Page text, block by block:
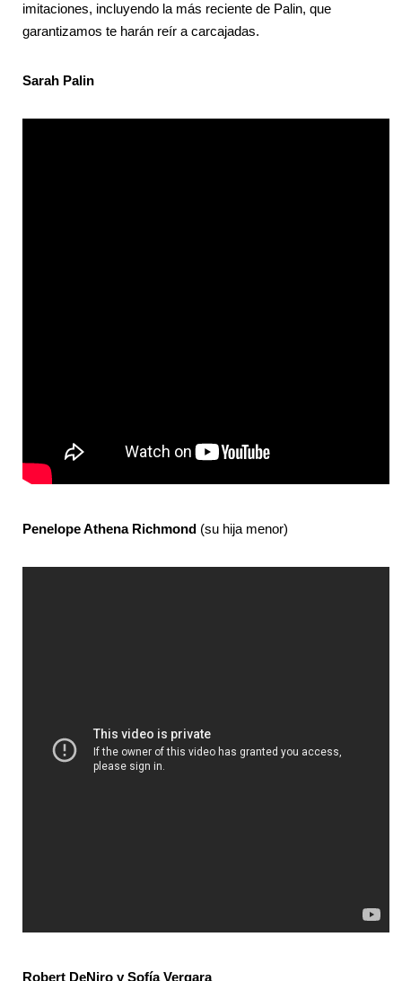
imitaciones, incluyendo la más reciente de Palin, que
garantizamos te harán reír a carcajadas.
Sarah Palin
Penelope Athena Richmond (su hija menor)
Robert DeNiro y Sofía Vergara